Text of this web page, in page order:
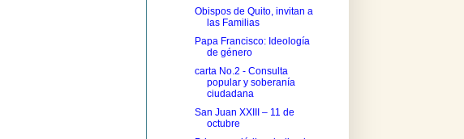
Obispos de Quito, invitan a
las Familias
Papa Francisco: Ideología
de género
carta No.2 - Consulta
popular y soberanía
ciudadana
San Juan XXIII – 11 de
octubre